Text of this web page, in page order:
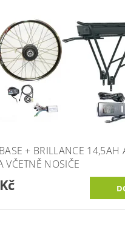
+ BRILLANCE 14,5AH
VČETNĚ NOSIČE